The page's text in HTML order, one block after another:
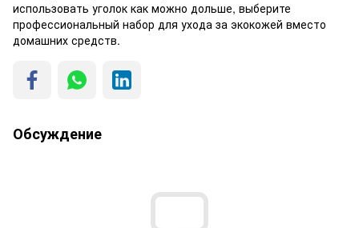
использовать уголок как можно дольше, выберите
профессиональный набор для ухода за экокожей вместо
домашних средств.
Обсуждение